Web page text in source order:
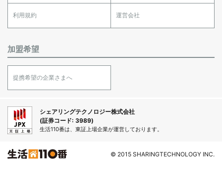
利用規約 運営会社
加盟希望
提携希望の企業さまへ
シェアリングテクノロジー株式会社
(証券コード: 3989)
生活110番は、東証上場企業が運営しております。
© 2015 SHARINGTECHNOLOGY INC.